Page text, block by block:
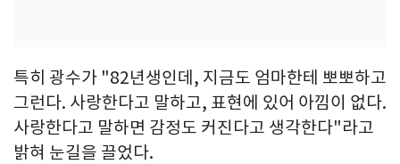
특히 광수가 "82년생인데, 지금도 엄마한테 뽀뽀하고
그런다. 사랑한다고 말하고, 표현에 있어 아낌이 없다.
사랑한다고 말하면 감정도 커진다고 생각한다"라고
밝혀 눈길을 끌었다.